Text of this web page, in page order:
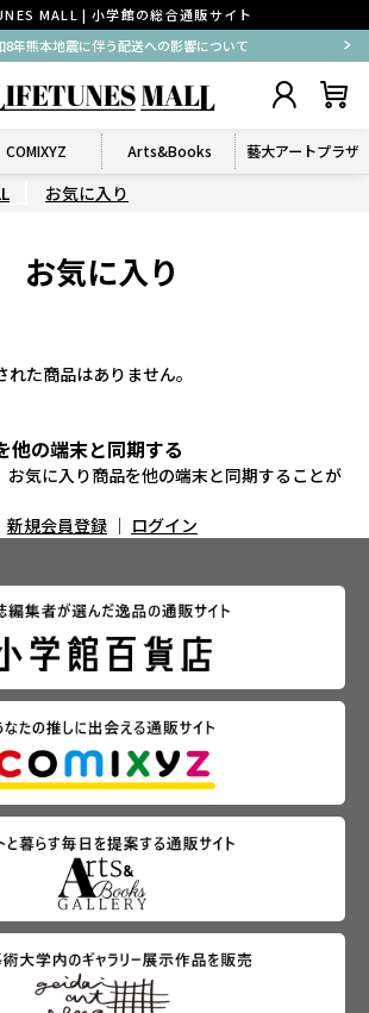
MALL | 小学館の総合通販サイト
8年熊本地震に伴う配送への影響について
COMIXYZ Arts&Books 藝大アートプラザ
お気に入り
お気に入り
た商品はありません。
他の端末と同期する
お気に入り商品を他の端末と同期することが
新規会員登録 ｜ ログイン